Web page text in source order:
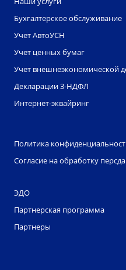
Бухгалтерское обслуживание
Учет АвтоУСН
Учет ценных бумаг
Учет внешнеэкономической
Декларации 3-НДФЛ
Интернет-эквайринг
Политика
Согласие на обработку
ЭДО
Партнерская программа
Партнеры